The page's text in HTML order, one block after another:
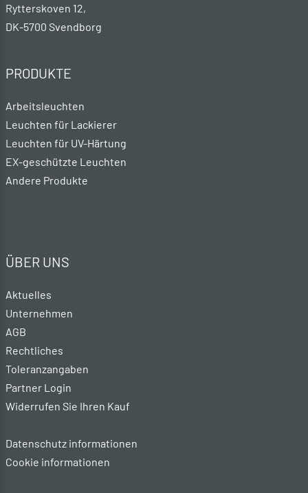
Rytterskoven 12,
DK-5700 Svendborg
PRODUKTE
Arbeitsleuchten
Leuchten für Lackierer
Leuchten für UV-Härtung
EX-geschützte Leuchten
Andere Produkte
ÜBER UNS
Aktuelles
Unternehmen
AGB
Rechtliches
Toleranzangaben
Partner Login
Widerrufen Sie Ihren Kauf
Datenschutz informationen
Cookie informationen